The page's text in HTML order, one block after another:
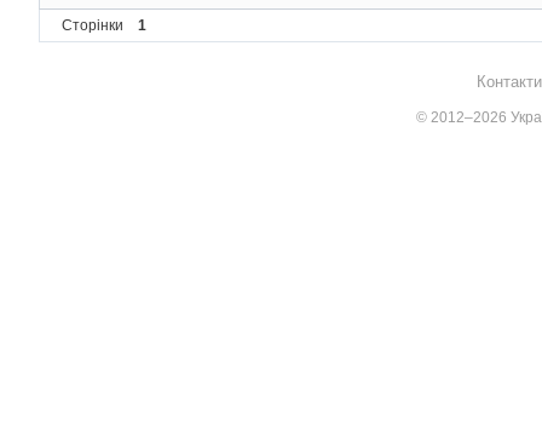
Сторінки 1
© 2012–2026